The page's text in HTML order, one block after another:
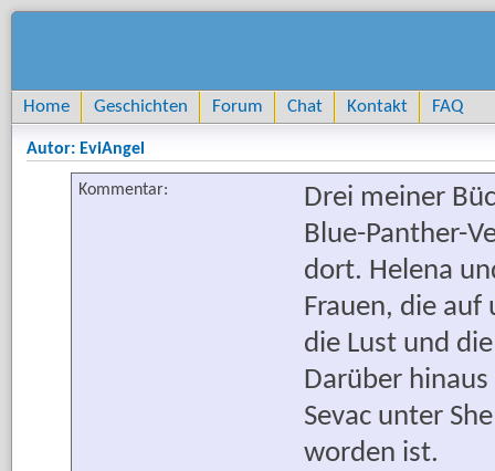
Home Geschichten Forum Chat Kontakt FAQ
Autor: EviAngel
Kommentar:
Drei meiner
Blue-Panther-
dort. Helena
Frauen, die auf
die Lust und
Darüber
Sevac unter
worden ist.